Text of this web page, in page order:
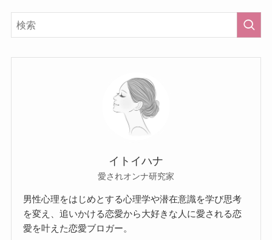
イトイハナ
愛されオンナ研究家
男性心理をはじめとする心理学や潜在意識を学び思考
を変え、追いかける恋愛から大好きな人に愛される恋
愛を叶えた恋愛ブロガー。